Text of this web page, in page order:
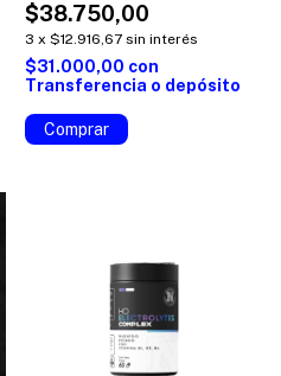
$38.750,00
3 x $12.916,67 sin interés
$31.000,00 con
Transferencia o depósito
Comprar